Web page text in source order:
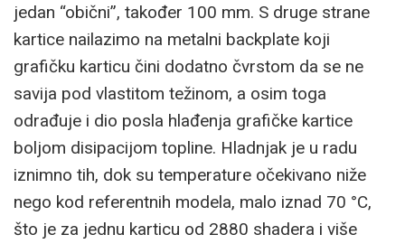
jedan “obični”, također 100 mm. S druge strane
kartice nailazimo na metalni backplate koji
grafičku karticu čini dodatno čvrstom da se ne
savija pod vlastitom težinom, a osim toga
odrađuje i dio posla hlađenja grafičke kartice
boljom disipacijom topline. Hladnjak je u radu
iznimno tih, dok su temperature očekivano niže
nego kod referentnih modela, malo iznad 70 °C,
što je za jednu karticu od 2880 shadera i više